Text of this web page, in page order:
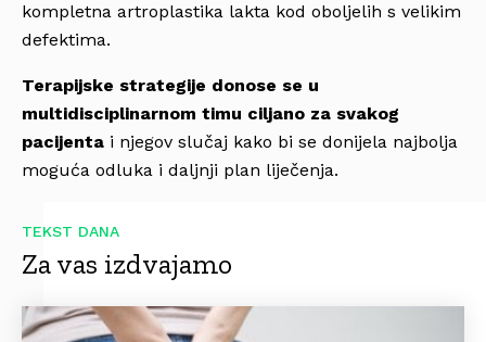
kompletna artroplastika lakta kod oboljelih s velikim
defektima.
Terapijske strategije donose se u
multidisciplinarnom timu ciljano za svakog
pacijenta i njegov slučaj kako bi se donijela najbolja
moguća odluka i daljnji plan liječenja.
TEKST DANA
Za vas izdvajamo